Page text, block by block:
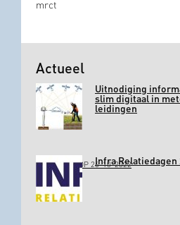
mrct
Actueel
Uitnodiging
slim digitaal in
leidingen
GEPLAATST OP 26-10-2022Infra Relatiedagen